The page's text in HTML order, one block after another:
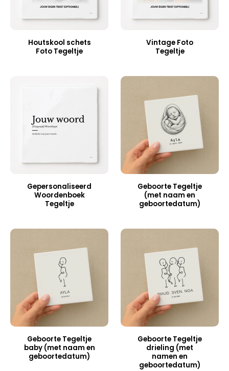
Houtskool schets
Foto Tegeltje
Vintage Foto
Tegeltje
Gepersonaliseerd
Woordenboek
Tegeltje
Geboorte Tegeltje
(met naam en
geboortedatum)
Geboorte Tegeltje
baby (met naam en
geboortedatum)
Geboorte Tegeltje
drieling (met
namen en
geboortedatum)